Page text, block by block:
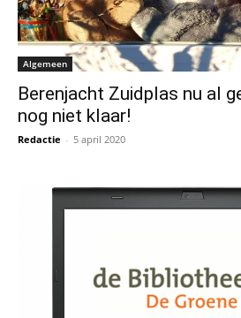
Algemeen
Berenjacht Zuidplas nu al
nog niet klaar!
Redactie - 5 april 2020